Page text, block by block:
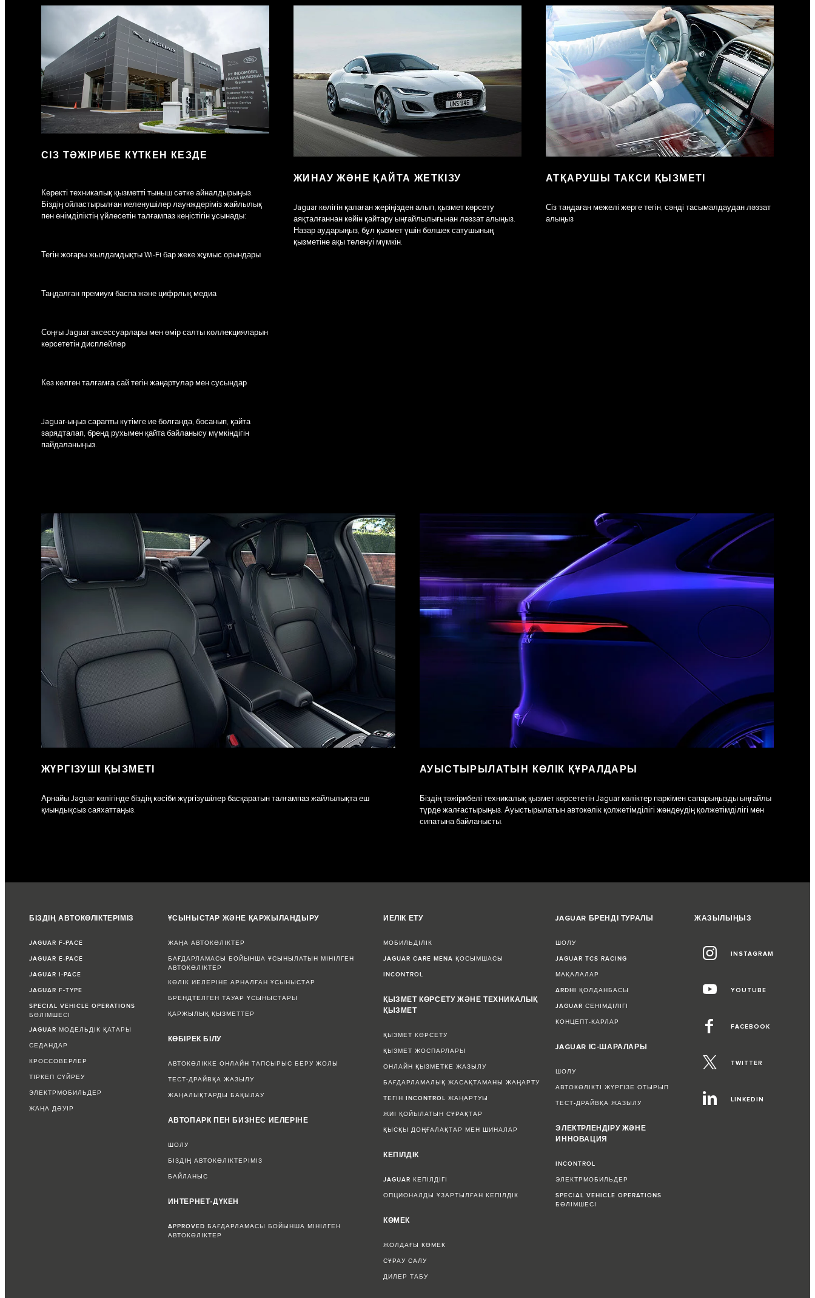
СІЗ ТӘЖІРИБЕ КҮТКЕН КЕЗДЕ
Керекті техникалық қызметті тыныш сәтке айналдырыңыз.
Біздің ойластырылған иеленушілер лаунждеріміз жайлылық
пен өнімділіктің үйлесетін талғампаз кеңістігін ұсынады:
Тегін жоғары жылдамдықты Wi-Fi бар жеке жұмыс орындары
Таңдалған премиум баспа және цифрлық медиа
Соңғы Jaguar аксессуарлары мен өмір салты коллекцияларын
көрсететін дисплейлер
Кез келген талғамға сай тегін жаңартулар мен сусындар
Jaguar-ыңыз сарапты күтімге ие болғанда, босанып, қайта
зарядталап, бренд рухымен қайта байланысу мүмкіндігін
пайдаланыңыз.
ЖИНАУ ЖӘНЕ ҚАЙТА ЖЕТКІЗУ
Jaguar көлігін қалаған жеріңізден алып, қызмет көрсету
аяқталғаннан кейін қайтару ыңғайлылығынан ләззат алыңыз.
Назар аударыңыз, бұл қызмет үшін бөлшек сатушының
қызметіне ақы төленуі мүмкін.
АТҚАРУШЫ ТАКСИ ҚЫЗМЕТІ
Сіз таңдаған межелі жерге тегін, сәнді тасымалдаудан ләззат
алыңыз
ЖҮРГІЗУШІ ҚЫЗМЕТІ
Арнайы Jaguar көлігінде біздің кәсіби жүргізушілер басқаратын талғампаз жайлылықта еш
қиындықсыз саяхаттаңыз.
АУЫСТЫРЫЛАТЫН КӨЛІК ҚҰРАЛДАРЫ
Біздің тәжірибелі техникалық қызмет көрсететін Jaguar көліктер паркімен сапарыңызды ыңғайлы
түрде жалғастырыңыз. Ауыстырылатын автокөлік қолжетімділігі жөндеудің қолжетімділігі мен
сипатына байланысты.
БІЗДІҢ АВТОКӨЛІКТЕРІМІЗ
JAGUAR F-PACE
JAGUAR E-PACE
JAGUAR I-PACE
JAGUAR F-TYPE
SPECIAL VEHICLE OPERATIONS
БӨЛІМШЕСІ
JAGUAR МОДЕЛЬДІК ҚАТАРЫ
СЕДАНДАР
КРОССОВЕРЛЕР
ТІРКЕП СҮЙРЕУ
ЭЛЕКТРМОБИЛЬДЕР
ЖАҢА ДӘУІР
ҰСЫНЫСТАР ЖӘНЕ ҚАРЖЫЛАНДЫРУ
ЖАҢА АВТОКӨЛІКТЕР
БАҒДАРЛАМАСЫ БОЙЫНША ҰСЫНЫЛАТЫН МІНІЛГЕН
АВТОКӨЛІКТЕР
КӨЛІК ИЕЛЕРІНЕ АРНАЛҒАН ҰСЫНЫСТАР
БРЕНДТЕЛГЕН ТАУАР ҰСЫНЫСТАРЫ
ҚАРЖЫЛЫҚ ҚЫЗМЕТТЕР
КӨБІРЕК БІЛУ
АВТОКӨЛІККЕ ОНЛАЙН ТАПСЫРЫС БЕРУ ЖОЛЫ
ТЕСТ-ДРАЙВҚА ЖАЗЫЛУ
ЖАҢАЛЫҚТАРДЫ БАҚЫЛАУ
АВТОПАРК ПЕН БИЗНЕС ИЕЛЕРІНЕ
ШОЛУ
БІЗДІҢ АВТОКӨЛІКТЕРІМІЗ
БАЙЛАНЫС
ИНТЕРНЕТ-ДҮКЕН
APPROVED БАҒДАРЛАМАСЫ БОЙЫНША МІНІЛГЕН
АВТОКӨЛІКТЕР
ИЕЛІК ЕТУ
МОБИЛЬДІЛІК
JAGUAR CARE MENA ҚОСЫМШАСЫ
INCONTROL
ҚЫЗМЕТ КӨРСЕТУ ЖӘНЕ ТЕХНИКАЛЫҚ
ҚЫЗМЕТ
ҚЫЗМЕТ КӨРСЕТУ
ҚЫЗМЕТ ЖОСПАРЛАРЫ
ОНЛАЙН ҚЫЗМЕТКЕ ЖАЗЫЛУ
БАҒДАРЛАМАЛЫҚ ЖАСАҚТАМАНЫ ЖАҢАРТУ
ТЕГІН INCONTROL ЖАҢАРТУЫ
ЖИІ ҚОЙЫЛАТЫН СҰРАҚТАР
ҚЫСҚЫ ДОҢҒАЛАҚТАР МЕН ШИНАЛАР
КЕПІЛДІК
JAGUAR КЕПІЛДІГІ
ОПЦИОНАЛДЫ ҰЗАРТЫЛҒАН КЕПІЛДІК
КӨМЕК
ЖОЛДАҒЫ КӨМЕК
СҰРАУ САЛУ
ДИЛЕР ТАБУ
JAGUAR БРЕНДІ ТУРАЛЫ
ШОЛУ
JAGUAR TCS RACING
МАҚАЛАЛАР
ARDHI ҚОЛДАНБАСЫ
JAGUAR СЕНІМДІЛІГІ
КОНЦЕПТ-КАРЛАР
JAGUAR ІС-ШАРАЛАРЫ
ШОЛУ
АВТОКӨЛІКТІ ЖҮРГІЗЕ ОТЫРЫП
ТЕСТ-ДРАЙВҚА ЖАЗЫЛУ
ЭЛЕКТРЛЕНДІРУ ЖӘНЕ
ИННОВАЦИЯ
INCONTROL
ЭЛЕКТРМОБИЛЬДЕР
SPECIAL VEHICLE OPERATIONS
БӨЛІМШЕСІ
ЖАЗЫЛЫҢЫЗ
INSTAGRAM
YOUTUBE
FACEBOOK
TWITTER
LINKEDIN